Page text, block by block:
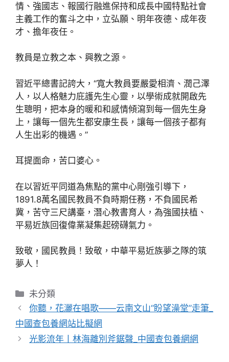
情、強國志、報國行融進保持和成長中國特點社會
主義工作的奮斗之中，立弘願、明年夜德、成年夜
才、擔年夜任。
教員是立教之本、興教之源。
習近平總書記誇大，“寬大教員要嚴愛相濟、潤己澤
人，以人格魅力庇護先生心靈，以學術成就開啟先
生聰明，把本身的暖和和感情傾瀉到每一個先生身
上，讓每一個先生都安康生長，讓每一個孩子都有
人生出彩的機遇。”
耳提面命，苦口婆心。
在以習近平同道為焦點的黨中心剛強引導下，
1891.8萬名國民教員不負時期任務，不負國民希
冀，苦守三尺講臺，潛心教書育人，為強國扶植、
平易近族回復偉業凝集起磅礴氣力。
致敬，國民教員！致敬，中華平易近族夢之隊的筑
夢人！
分
類
未分類
你聽，花灑在唱歌——云南文山“盼望澡堂”走筆_
中國查包養網站比擬網
光影流年丨林海離別斧鋸聲_中國查包養網網